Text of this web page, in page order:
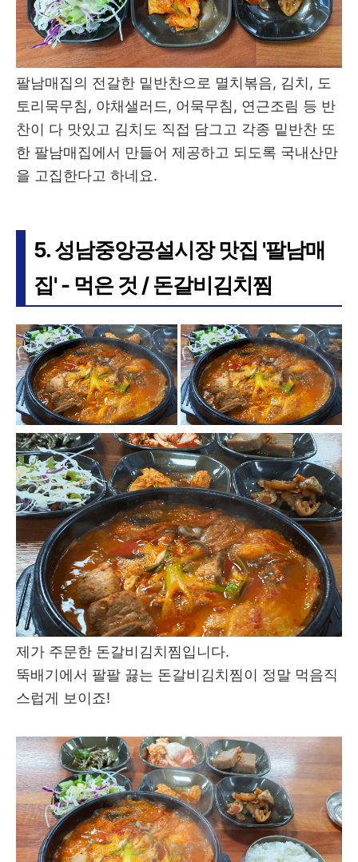
팔남매집의 전갈한 밑반찬으로 멸치볶음, 김치, 도
토리묵무침, 야채샐러드, 어묵무침, 연근조림 등 반
찬이 다 맛있고 김치도 직접 담그고 각종 밑반찬 또
한 팔남매집에서 만들어 제공하고 되도록 국내산만
을 고집한다고 하네요.
5. 성남중앙공설시장 맛집 '팔남매
집' - 먹은 것 / 돈갈비김치찜
제가 주문한 돈갈비김치찜입니다.
뚝배기에서 팔팔 끓는 돈갈비김치찜이 정말 먹음직
스럽게 보이죠!